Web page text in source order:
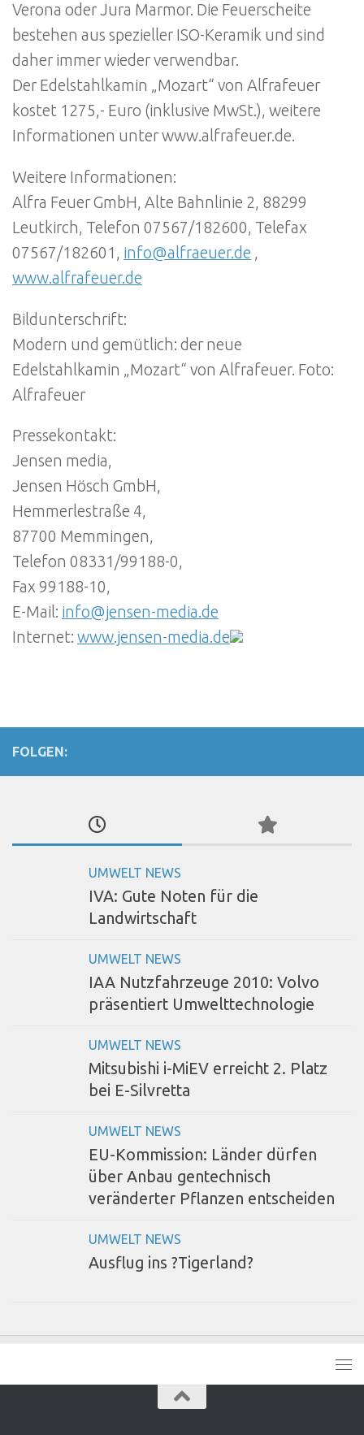
Verona oder Jura Marmor. Die Feuerscheite
bestehen aus spezieller ISO-Keramik und sind
daher immer wieder verwendbar.
Der Edelstahlkamin „Mozart“ von Alfrafeuer
kostet 1275,- Euro (inklusive MwSt.), weitere
Informationen unter www.alfrafeuer.de.
Weitere Informationen:
Alfra Feuer GmbH, Alte Bahnlinie 2, 88299
Leutkirch, Telefon 07567/182600, Telefax
07567/182601, info@alfraeuer.de ,
www.alfrafeuer.de
Bildunterschrift:
Modern und gemütlich: der neue
Edelstahlkamin „Mozart“ von Alfrafeuer. Foto:
Alfrafeuer
Pressekontakt:
Jensen media,
Jensen Hösch GmbH,
Hemmerlestraße 4,
87700 Memmingen,
Telefon 08331/99188-0,
Fax 99188-10,
E-Mail: info@jensen-media.de
Internet: www.jensen-media.de
FOLGEN:
UMWELT NEWS
IVA: Gute Noten für die
Landwirtschaft
UMWELT NEWS
IAA Nutzfahrzeuge 2010: Volvo
präsentiert Umwelttechnologie
UMWELT NEWS
Mitsubishi i-MiEV erreicht 2. Platz
bei E-Silvretta
UMWELT NEWS
EU-Kommission: Länder dürfen
über Anbau gentechnisch
veränderter Pflanzen entscheiden
UMWELT NEWS
Ausflug ins ?Tigerland?